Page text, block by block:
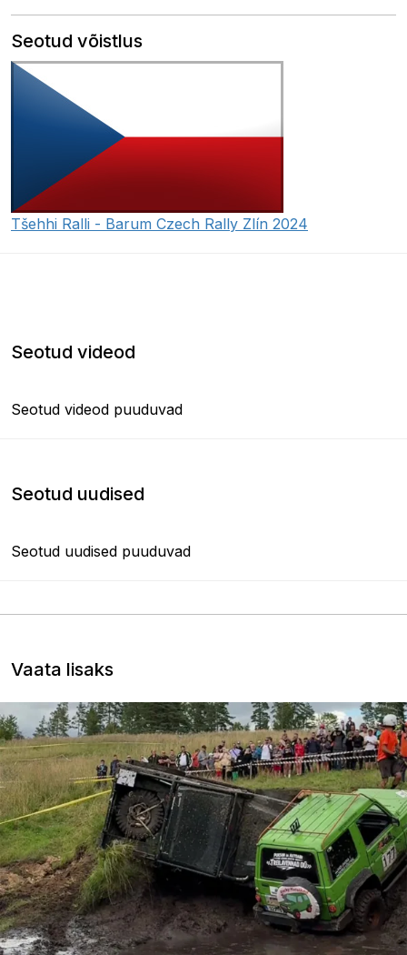
Seotud võistlus
Tšehhi Ralli - Barum Czech Rally Zlín 2024
Seotud videod
Seotud videod puuduvad
Seotud uudised
Seotud uudised puuduvad
Vaata lisaks